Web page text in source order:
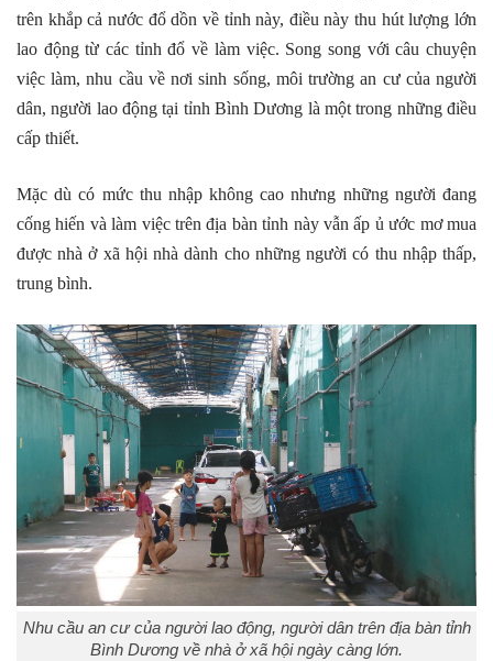
trên khắp cả nước đổ dồn về tỉnh này, điều này thu hút lượng lớn
lao động từ các tỉnh đổ về làm việc. Song song với câu chuyện
việc làm, nhu cầu về nơi sinh sống, môi trường an cư của người
dân, người lao động tại tỉnh Bình Dương là một trong những điều
cấp thiết.
Mặc dù có mức thu nhập không cao nhưng những người đang
cống hiến và làm việc trên địa bàn tỉnh này vẫn ấp ủ ước mơ mua
được nhà ở xã hội nhà dành cho những người có thu nhập thấp,
trung bình.
Nhu cầu an cư của người lao động, người dân trên địa bàn tỉnh
Bình Dương về nhà ở xã hội ngày càng lớn.